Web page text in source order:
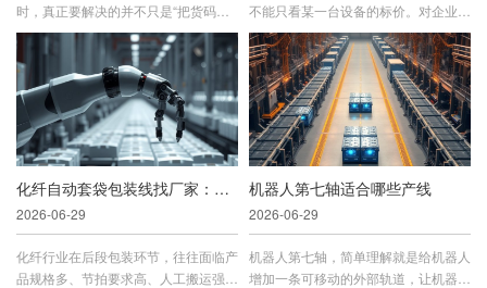
时，真正要解决的并不只是“把货码上
去”，而是要同时兼顾效率、稳定
性、...
不能只看某一台设备的标价。对企业来
说，这类项目真正影响的是装箱节...
化纤自动套袋包装线找厂家：项目落地更看重哪些服务
2026-06-29
化纤行业在后段包装环节，往往面临产
品规格多、节拍要求高、人工搬运强度
机器人第七轴适合哪些产线
2026-06-29
机器人第七轴，简单理解就是给机器人
增加一条可移动的外部轨道，让机器人